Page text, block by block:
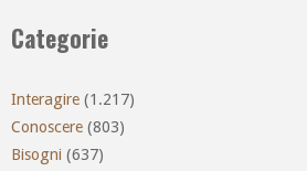
Categorie
Interagire (1.217)
Conoscere (803)
Bisogni (637)